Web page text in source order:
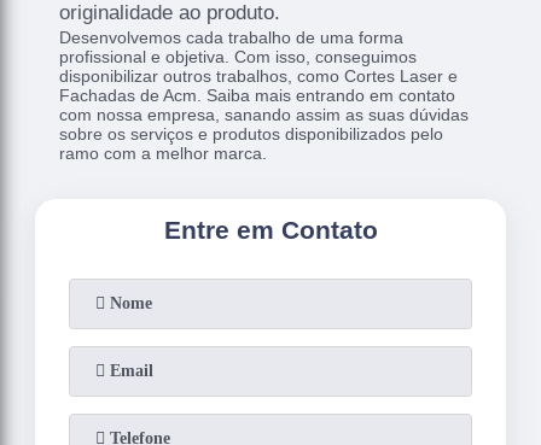
originalidade ao produto.
Desenvolvemos cada trabalho de uma forma
profissional e objetiva. Com isso, conseguimos
disponibilizar outros trabalhos, como Cortes Laser e
Fachadas de Acm. Saiba mais entrando em contato
com nossa empresa, sanando assim as suas dúvidas
sobre os serviços e produtos disponibilizados pelo
ramo com a melhor marca.
Entre em Contato